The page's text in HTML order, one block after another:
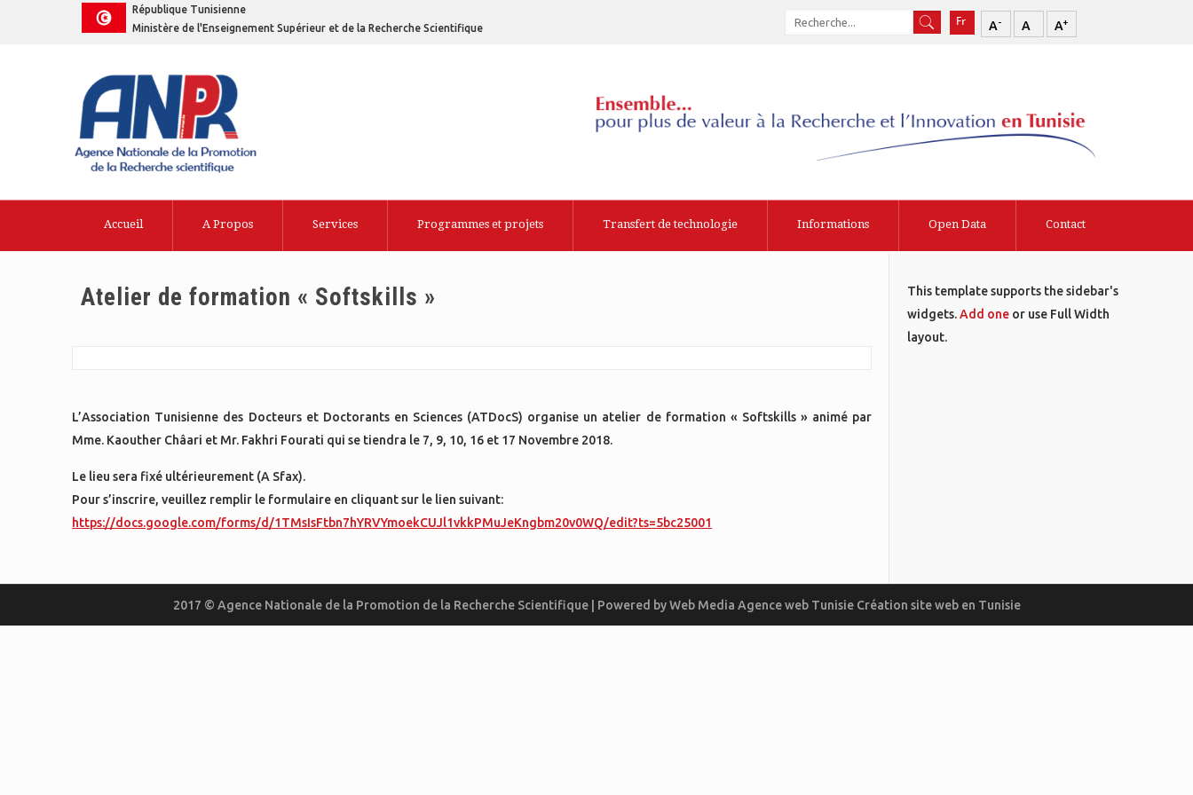
République Tunisienne
Ministère de l'Enseignement Supérieur et de la Recherche Scientifique
A- A A+
Accueil A Propos Services Programmes et projets Transfert de technologie Informations Open Data Contact
Atelier de formation « Softskills »
L’Association Tunisienne des Docteurs et Doctorants en Sciences (ATDocS) organise un atelier de formation « Softskills » animé par
Mme. Kaouther Châari et Mr. Fakhri Fourati qui se tiendra le 7, 9, 10, 16 et 17 Novembre 2018.
Le lieu sera fixé ultérieurement (A Sfax).
Pour s’inscrire, veuillez remplir le formulaire en cliquant sur le lien suivant:
https://docs.google.com/forms/d/1TMsIsFtbn7hYRVYmoekCUJl1vkkPMuJeKngbm20v0WQ/edit?ts=5bc25001
This template supports the sidebar's
widgets.Add one or use Full Width
layout.
2017 © Agence Nationale de la Promotion de la Recherche Scientifique | Powered byWeb Media Agence web Tunisie Création site web en Tunisie